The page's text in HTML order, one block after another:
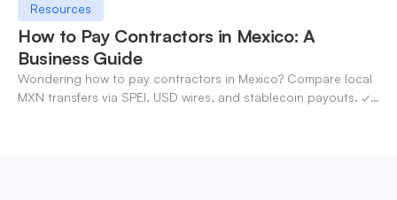
Resources
How to Pay Contractors in Mexico: A
Business Guide
Wondering how to pay contractors in Mexico? Compare local
MXN transfers via SPEI, USD wires, and stablecoin payouts. ✓